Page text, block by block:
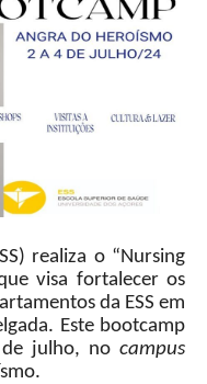
realiza o “Nursing
visa fortalecer os
da ESS em
Este bootcamp
julho, no campus